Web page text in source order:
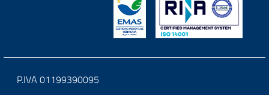
Block
P.IVA 01199390095